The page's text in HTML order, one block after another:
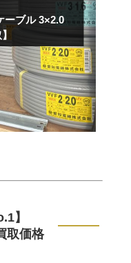
ーブル 3×2.0
】
取価格